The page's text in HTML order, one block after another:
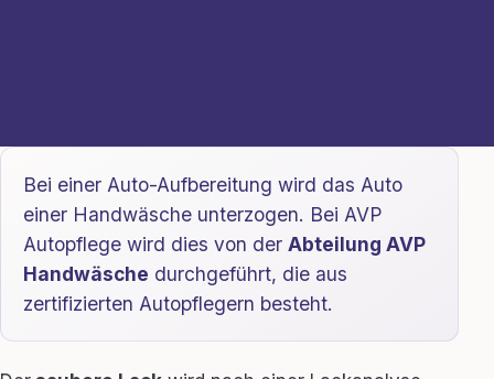
Bei einer Auto-Aufbereitung wird das Auto
einer Handwäsche unterzogen. Bei AVP
Autopflege wird dies von der Abteilung AVP
Handwäsche durchgeführt, die aus
zertifizierten Autopflegern besteht.